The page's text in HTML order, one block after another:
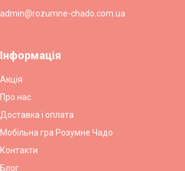
admin@rozumne-chado.com.ua
Інформація
Акція
Про нас
Доставка і оплата
Мобільна гра Розумне Чадо
Контакти
Блог